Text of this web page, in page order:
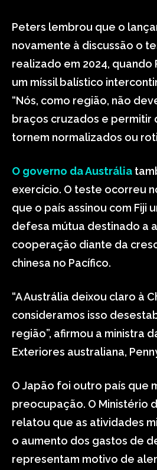
Peters lembrou que o
novamente à discussão o
realizado em 2024, quando
um míssil balístico
“Nós, como região, não
braços cruzados e permitir
tornem normalizados ou
O governo da Austrália
exercício. O teste ocorreu
que o país assinou com Fiji
defesa mútua destinado a
cooperação diante da
chinesa no Pacífico.
“A Austrália deixou claro à
consideramos isso
região”, afirmou a ministra
Exteriores australiana,
O Japão foi outro país que
preocupação. O Ministério
relatou que as atividades
o aumento dos gastos de
representam motivo de